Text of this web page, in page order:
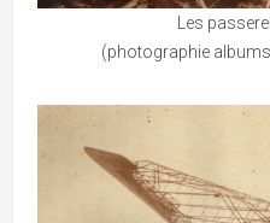
Les
(photographie